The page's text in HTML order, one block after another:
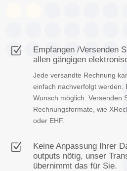
Z
Empfangen /Versenden
allen gängigen
Jede versandte Rechnung
einfach nachverfolgt werden.
Wunsch möglich. Versenden
Rechnungsformate, wie
oder EHF.
Z
Keine Anpassung Ihrer
outputs nötig, unser
übernimmt das für Sie.